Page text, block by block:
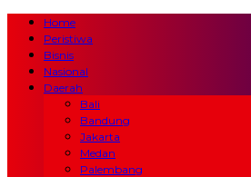
Home
Peristiwa
Bisnis
Nasional
Daerah
Bali
Bandung
Jakarta
Medan
Palembang